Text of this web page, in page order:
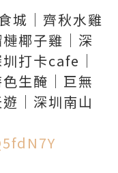
城｜齊秋水雞
椰子雞｜深
打卡cafe｜
生醃｜巨無
｜深圳南山